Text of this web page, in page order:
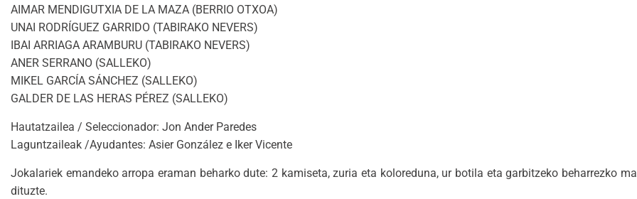
AIMAR MENDIGUTXIA DE LA MAZA (BERRIO OTXOA)
UNAI RODRÍGUEZ GARRIDO (TABIRAKO NEVERS)
IBAI ARRIAGA ARAMBURU (TABIRAKO NEVERS)
ANER SERRANO (SALLEKO)
MIKEL GARCÍA SÁNCHEZ (SALLEKO)
GALDER DE LAS HERAS PÉREZ (SALLEKO)
Hautatzailea / Seleccionador: Jon Ander Paredes
Laguntzaileak /Ayudantes: Asier González e Iker Vicente
Jokalariek emandeko arropa eraman beharko dute: 2 kamiseta, zuria eta koloreduna, ur botila eta garbitzeko beharrezko
dituzte.